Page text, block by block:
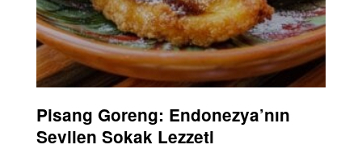
Pisang Goreng: Endonezya’nın
Sevilen Sokak Lezzeti